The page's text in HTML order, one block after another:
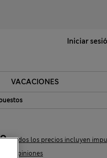
Iniciar
VACACIONES
48 Opiniones
Todos los precios incluyen